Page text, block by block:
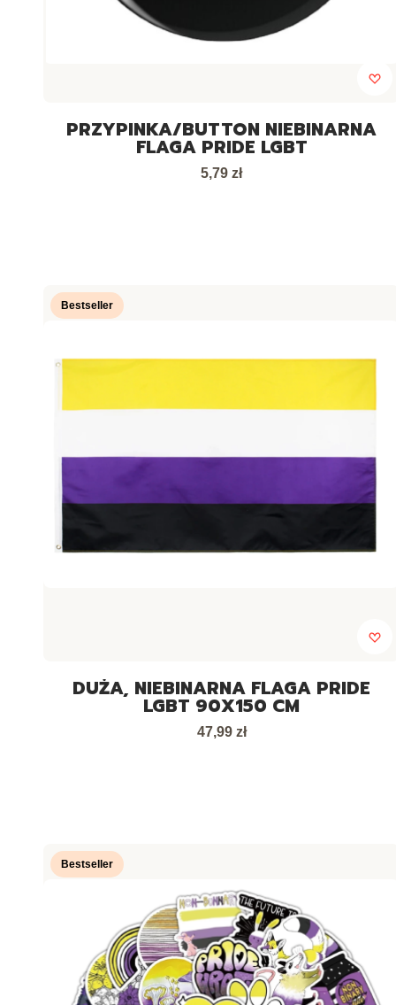
PRZYPINKA/BUTTON NIEBINARNA
FLAGA PRIDE LGBT
Cena
5,79 zł
Bestseller
DUŻA, NIEBINARNA FLAGA PRIDE
LGBT 90X150 CM
Cena
47,99 zł
Bestseller